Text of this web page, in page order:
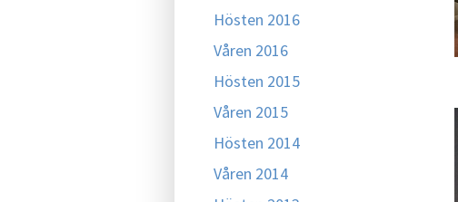
Hösten 2016
Våren 2016
Hösten 2015
Våren 2015
Hösten 2014
Våren 2014